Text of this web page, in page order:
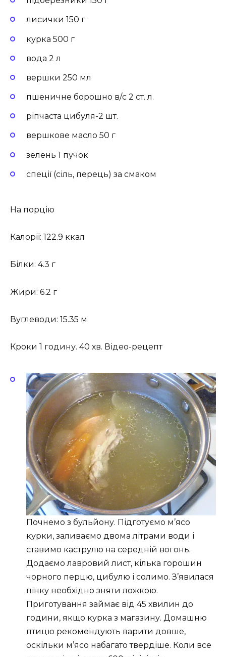
лисички 150 г
курка 500 г
вода 2 л
вершки 250 мл
пшеничне борошно в/с 2 ст. л.
ріпчаста цибуля-2 шт.
вершкове масло 50 г
зелень 1 пучок
спеції (сіль, перець) за смаком
На порцію
Калорії: 122.9 ккал
Білки: 4.3 г
Жири: 6.2 г
Вуглеводи: 15.35 м
Кроки 1 годину. 40 хв. Відео-рецепт
Почнемо з бульйону. Підготуємо м’ясо
курки, заливаємо двома літрами води і
ставимо каструлю на середній вогонь.
Додаємо лавровий лист, кілька горошин
чорного перцю, цибулю і солимо. З’явилася
пінку необхідно зняти ложкою.
Приготування займає від 45 хвилин до
години, якщо курка з магазину. Домашню
птицю рекомендують варити довше,
оскільки м’ясо набагато твердіше. Коли все